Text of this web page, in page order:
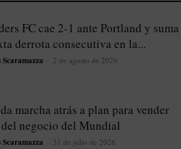
FC cae 2-1 ante Portland y suma
derrota consecutiva en la...
2 de agosto de 2026
marcha atrás a plan para vender
negocio del Mundial
31 de julio de 2026